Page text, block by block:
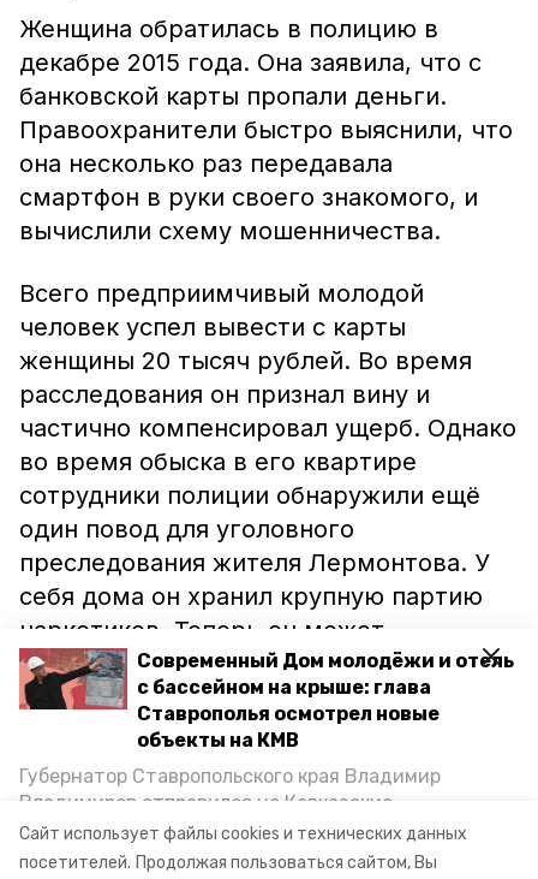
Сайт использует файлы cookies и технических данных
посетителей. Продолжая пользоваться сайтом, Вы
Современный Дом молодёжи и отель
с бассейном на крыше: глава
Ставрополья осмотрел новые
объекты на КМВ
Губернатор Ставропольского края Владимир
Владимиров отправился на Кавказские
Минеральные Воды, чтобы проинспектировать
строительство объектов в Кисловодске и
Женщина обратилась в полицию в
декабре 2015 года. Она заявила, что с
банковской карты пропали деньги.
Правоохранители быстро выяснили, что
она несколько раз передавала
смартфон в руки своего знакомого, и
вычислили схему мошенничества.
Всего предприимчивый молодой
человек успел вывести с карты
женщины 20 тысяч рублей. Во время
расследования он признал вину и
частично компенсировал ущерб. Однако
во время обыска в его квартире
сотрудники полиции обнаружили ещё
один повод для уголовного
преследования жителя Лермонтова. У
себя дома он хранил крупную партию
наркотиков. Теперь он может
отправиться в тюрьму на 10 лет.
Напомним, недавно ставропольские
полицейские остановили на дороге
машинуи обнаружили у одного из
пассажиров наркотики – крупную
партию героина.